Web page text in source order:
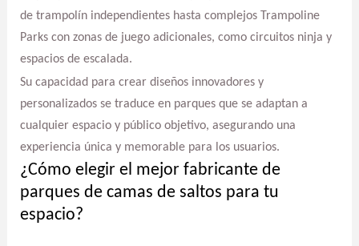
de trampolín independientes hasta complejos Trampoline
Parks con zonas de juego adicionales, como circuitos ninja y
espacios de escalada.
Su capacidad para crear diseños innovadores y
personalizados se traduce en parques que se adaptan a
cualquier espacio y público objetivo, asegurando una
experiencia única y memorable para los usuarios.
¿Cómo elegir el mejor fabricante de
parques de camas de saltos para tu
espacio?